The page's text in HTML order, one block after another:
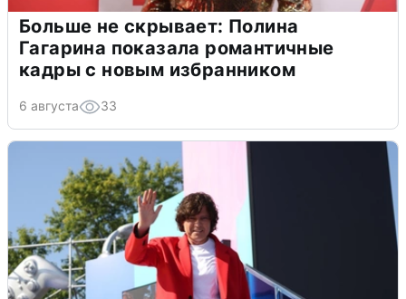
Больше не скрывает: Полина
Гагарина показала романтичные
кадры с новым избранником
6 августа 33